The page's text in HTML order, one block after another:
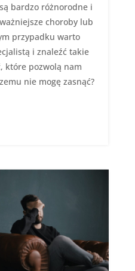
bardzo różnorodne i
choroby lub
przypadku warto
i znaleźć takie
które pozwolą nam
nie mogę zasnąć?